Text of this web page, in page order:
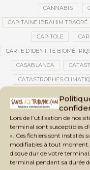
Lors de l’utilisation de nos
terminal sont susceptibles
». Ces fichiers sont installés
modifiables à tout moment.
disque dur de votre
terminal pendant sa durée
CANNABIS
CAPITAINE IBRAHIM TRAORÉ
CAPITOLE
CARTE D’IDENTITÉ
CASABLANCA
CATASTROPHES
CEDEAO CÉDÉAO CEI
CEMAPI CEN-
CENTRALE SOLAIRE DE
CENTRE